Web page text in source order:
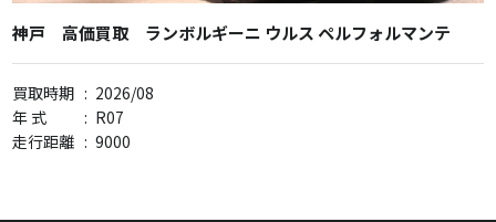
神戸 高価買取 ランボルギーニ ウルス ペルフォルマンテ
買取時期 : 2026/08
年 式
: R07
走行距離 : 9000